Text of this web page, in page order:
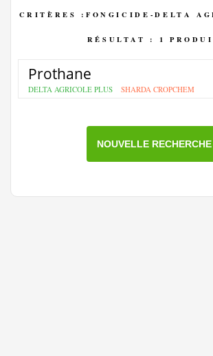
CRITÈRES :FONGICIDE-DELTA
RÉSULTAT : 1
Prothane
DELTA AGRICOLE PLUS SHARDA CROPCHEM